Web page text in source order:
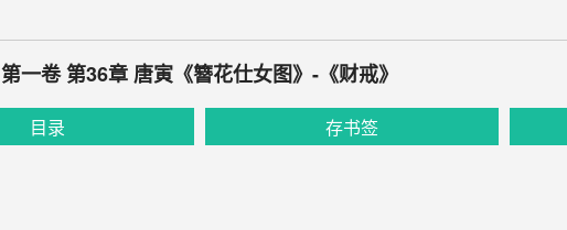
第一卷 第36章 唐寅《簪花仕女图》-《财戒》
目录 存书签